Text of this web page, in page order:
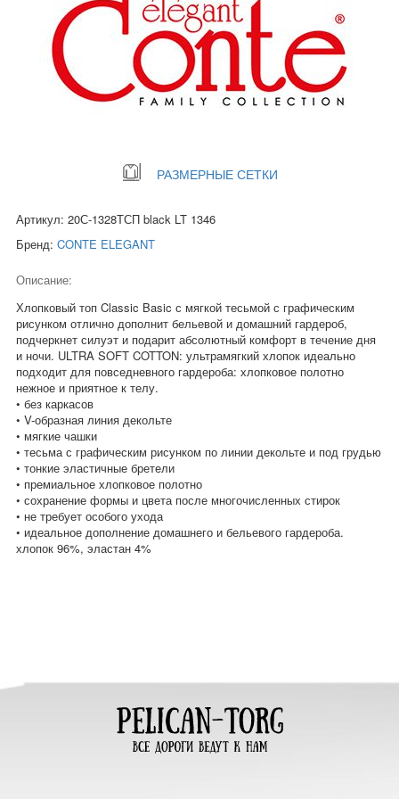
РАЗМЕРНЫЕ СЕТКИ
Артикул: 20С-1328ТСП black LT 1346
Бренд: CONTE ELEGANT
Описание:
Хлопковый топ Classic Basic с мягкой тесьмой с графическим
рисунком отлично дополнит бельевой и домашний гардероб,
подчеркнет силуэт и подарит абсолютный комфорт в течение дня
и ночи. ULTRA SOFT COTTON: ультрамягкий хлопок идеально
подходит для повседневного гардероба: хлопковое полотно
нежное и приятное к телу.
• без каркасов
• V-образная линия декольте
• мягкие чашки
• тесьма с графическим рисунком по линии декольте и под грудью
• тонкие эластичные бретели
• премиальное хлопковое полотно
• сохранение формы и цвета после многочисленных стирок
• не требует особого ухода
• идеальное дополнение домашнего и бельевого гардероба.
хлопок 96%, эластан 4%